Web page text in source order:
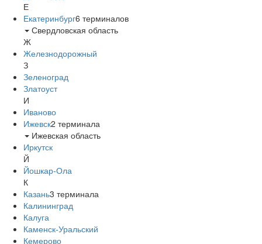
Е
Екатеринбург6 терминалов
Свердловская область
Ж
Железнодорожный
З
Зеленоград
Златоуст
И
Иваново
Ижевск2 терминала
Ижевская область
Иркутск
Й
Йошкар-Ола
К
Казань3 терминала
Калининград
Калуга
Каменск-Уральский
Кемерово